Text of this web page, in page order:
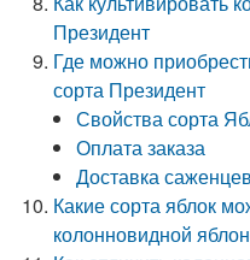
Президент
Где можно
сорта Президент
Свойства сорта
Оплата заказа
Доставка саженцев
Какие сорта яблок
колонновидной